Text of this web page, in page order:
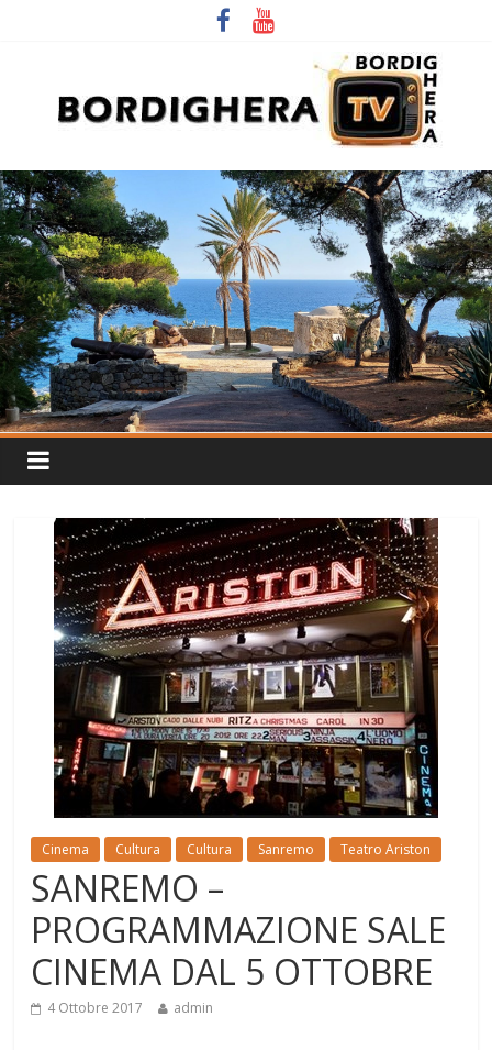
Cinema Cultura Cultura Sanremo Teatro Ariston
SANREMO –
PROGRAMMAZIONE SALE
CINEMA DAL 5 OTTOBRE
4 Ottobre 2017 admin